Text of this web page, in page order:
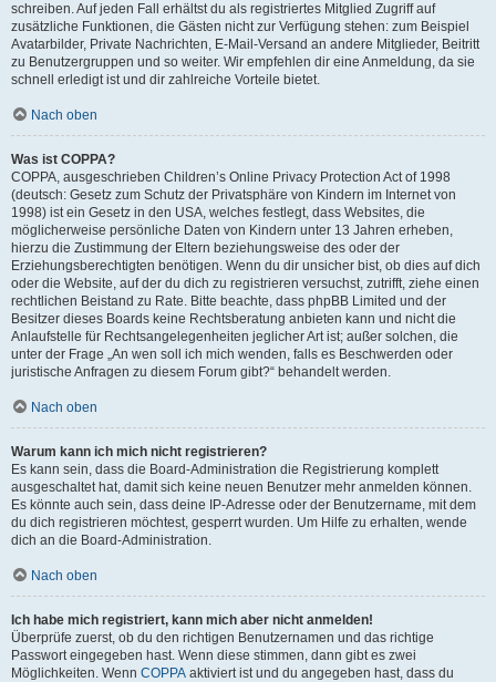
schreiben. Auf jeden Fall erhältst du als registriertes Mitglied Zugriff auf
zusätzliche Funktionen, die Gästen nicht zur Verfügung stehen: zum Beispiel
Avatarbilder, Private Nachrichten, E-Mail-Versand an andere Mitglieder, Beitritt
zu Benutzergruppen und so weiter. Wir empfehlen dir eine Anmeldung, da sie
schnell erledigt ist und dir zahlreiche Vorteile bietet.
Nach oben
Was ist COPPA?
COPPA, ausgeschrieben Children’s Online Privacy Protection Act of 1998
(deutsch: Gesetz zum Schutz der Privatsphäre von Kindern im Internet von
1998) ist ein Gesetz in den USA, welches festlegt, dass Websites, die
möglicherweise persönliche Daten von Kindern unter 13 Jahren erheben,
hierzu die Zustimmung der Eltern beziehungsweise des oder der
Erziehungsberechtigten benötigen. Wenn du dir unsicher bist, ob dies auf dich
oder die Website, auf der du dich zu registrieren versuchst, zutrifft, ziehe einen
rechtlichen Beistand zu Rate. Bitte beachte, dass phpBB Limited und der
Besitzer dieses Boards keine Rechtsberatung anbieten kann und nicht die
Anlaufstelle für Rechtsangelegenheiten jeglicher Art ist; außer solchen, die
unter der Frage „An wen soll ich mich wenden, falls es Beschwerden oder
juristische Anfragen zu diesem Forum gibt?“ behandelt werden.
Nach oben
Warum kann ich mich nicht registrieren?
Es kann sein, dass die Board-Administration die Registrierung komplett
ausgeschaltet hat, damit sich keine neuen Benutzer mehr anmelden können.
Es könnte auch sein, dass deine IP-Adresse oder der Benutzername, mit dem
du dich registrieren möchtest, gesperrt wurden. Um Hilfe zu erhalten, wende
dich an die Board-Administration.
Nach oben
Ich habe mich registriert, kann mich aber nicht anmelden!
Überprüfe zuerst, ob du den richtigen Benutzernamen und das richtige
Passwort eingegeben hast. Wenn diese stimmen, dann gibt es zwei
Möglichkeiten. Wenn COPPA aktiviert ist und du angegeben hast, dass du